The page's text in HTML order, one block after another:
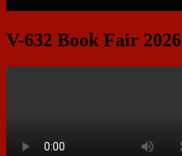
V-632 Book Fair 2026